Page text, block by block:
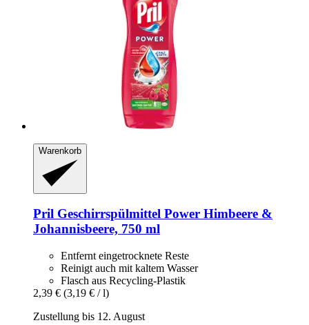
Warenkorb
Pril Geschirrspülmittel Power Himbeere &
Johannisbeere, 750 ml
Entfernt eingetrocknete Reste
Reinigt auch mit kaltem Wasser
Flasch aus Recycling-Plastik
2,39 € (3,19 € / l)
Zustellung bis 12. August